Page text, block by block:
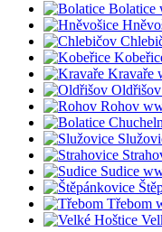
Bolatice
Kravaře
Oldřišov
Rohov
Sudice
Třebom